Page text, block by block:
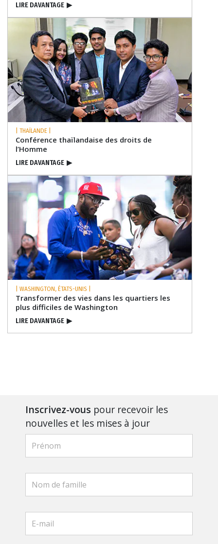
LIRE DAVANTAGE ▶
| THAÏLANDE |
Conférence thaïlandaise des droits de
l’Homme
LIRE DAVANTAGE ▶
| WASHINGTON, ÉTATS-UNIS |
Transformer des vies dans les quartiers les
plus difficiles de Washington
LIRE DAVANTAGE ▶
Inscrivez-vous pour recevoir les
nouvelles et les mises à jour